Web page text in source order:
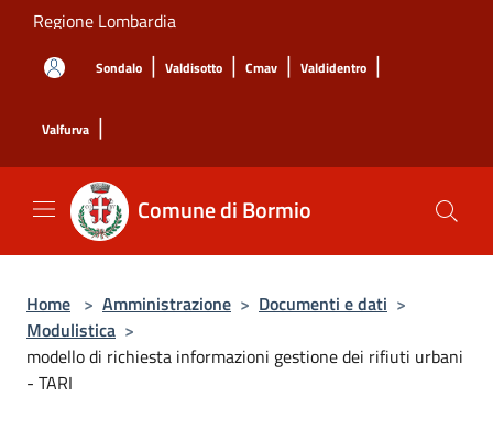
Salta al contenuto principale
Regione Lombardia
Sondalo | Valdisotto | Cmav | Valdidentro |
Valfurva |
Comune di Bormio
Home > Amministrazione > Documenti e dati >
Modulistica >
modello di richiesta informazioni gestione dei rifiuti urbani
- TARI